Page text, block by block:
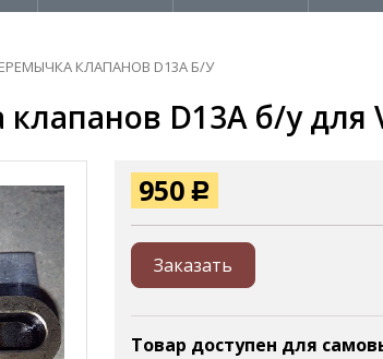
КЛАПАНОВ D13A Б/У
D13A б/у для
950 Р
Заказать
Товар доступен для